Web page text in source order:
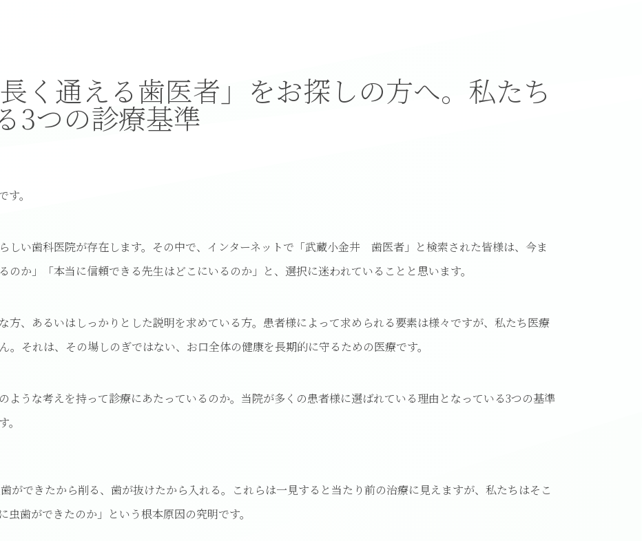
く通える歯医者」をお探しの方へ。私たち
3つの診療基準
。
しい歯科医院が存在します。その中で、インターネットで「武蔵小金井 歯医者」と検索された皆様は、今ま
のか」「本当に信頼できる先生はどこにいるのか」と、選択に迷われていることと思います。
方、あるいはしっかりとした説明を求めている方。患者様によって求められる要素は様々ですが、私たち医療
それは、その場しのぎではない、お口全体の健康を長期的に守るための医療です。
ような考えを持って診療にあたっているのか。当院が多くの患者様に選ばれている理由となっている3つの基準
ができたから削る、歯が抜けたから入れる。これらは一見すると当たり前の治療に見えますが、私たちはそこ
歯ができたのか」という根本原因の究明です。